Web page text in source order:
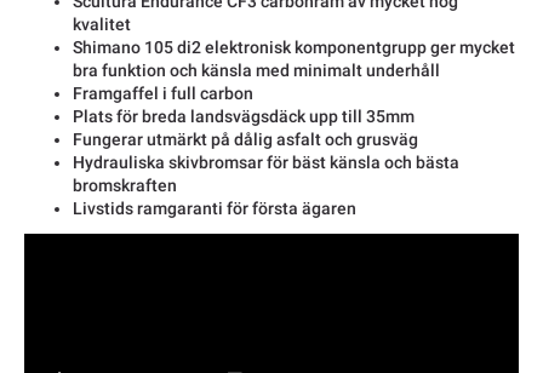
kvalitet
Shimano 105 di2 elektronisk komponentgrupp ger mycket
bra funktion och känsla med minimalt underhåll
Framgaffel i full carbon
Plats för breda landsvägsdäck upp till 35mm
Fungerar utmärkt på dålig asfalt och grusväg
Hydrauliska skivbromsar för bäst känsla och bästa
bromskraften
Livstids ramgaranti för första ägaren